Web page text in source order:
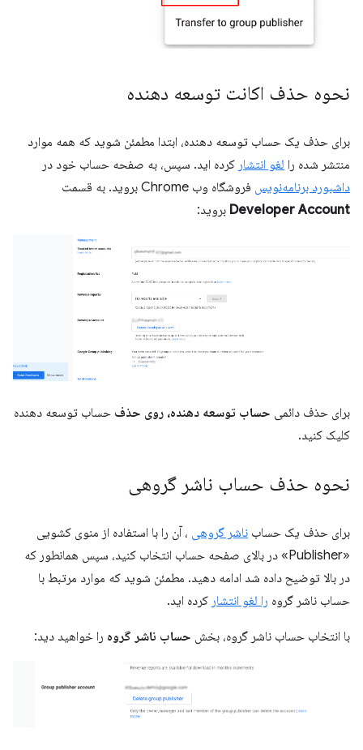
نحوه حذف اکانت توسعه دهنده
برای حذف یک حساب توسعه دهنده، ابتدا مطمئن شوید که همه موارد
منتشر شده را لغو انتشار کرده اید. سپس، به صفحه حساب خود در
داشبورد برنامه‌نویس فروشگاه وب Chrome بروید. به قسمت
Developer Account بروید:
برای حذف دائمی حساب توسعه دهنده، روی حذف حساب توسعه دهنده
کلیک کنید.
نحوه حذف حساب ناشر گروهی
برای حذف یک حساب ناشر گروهی ، آن را با استفاده از منوی کشویی
«Publisher» در بالای صفحه حساب انتخاب کنید، سپس همانطور که
در بالا توضیح داده شد ادامه دهید. مطمئن شوید که موارد مرتبط با
حساب ناشر گروه را لغو انتشار کرده اید.
با انتخاب حساب ناشر گروه، بخش حساب ناشر گروه را خواهید دید: